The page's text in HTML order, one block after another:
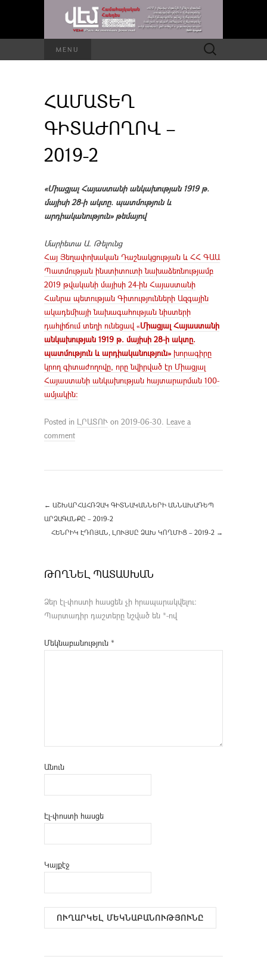
MENU Որոնել՝
ՀԱՄԱՏԵՂ
ԳԻՏԱԺՈՂՈՎ –
2019-2
«Միացյալ Հայաստանի անկախության 1919 թ.
մայիսի 28-ի ակտը. պատմություն և
արդիականություն» թեմայով
Մարիետա Ա. Թելունց
Հայ Յեղափոխական Դաշնակցության և ՀՀ ԳԱԱ
Պատմության ինստիտուտի նախաձեռնությամբ
2019 թվականի մայիսի 24-ին Հայաստանի
Հանրա պետության Գիտությունների Ազգային
ակադեմիայի նախագահության նիստերի
դահլիճում տեղի ունեցավ «Միացյալ Հայաստանի
անկախության 1919 թ. մայիսի 28-ի ակտը.
պատմություն և արդիականություն»խորագիրը
կրող գիտաժողովը, որը նվիրված էր Միացյալ
Հայաստանի անկախության հայտարարման 100-
ամյակին:
Posted in ԼՐԱՏՈՒ on 2019-06-30. Leave a
comment
← ԱՇԽԱՐՀԱՀՌՉԱԿ ԳԻՏՆԱԿԱՆՆԵՐԻ ԱՆՆԱԽԱԴԵՊ
ԱՐՁԱԳԱՆՔԸ – 2019-2
ՀԵՆՐԻԿ ԷԴՈՅԱՆ, ԼՈՒՅՍԸ ՁԱԽ ԿՈՂՄԻՑ – 2019-2 →
ԹՈՂՆԵԼ ՊԱՏԱՍԽԱՆ
Ձեր էլ-փոստի հասցեն չի հրապարակվելու։
Պարտադիր դաշտերը նշված են *-ով
Մեկնաբանություն *
Անուն
Էլ-փոստի հասցե
Կայքէջ